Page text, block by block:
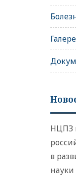
НЦПЗ
в
науки